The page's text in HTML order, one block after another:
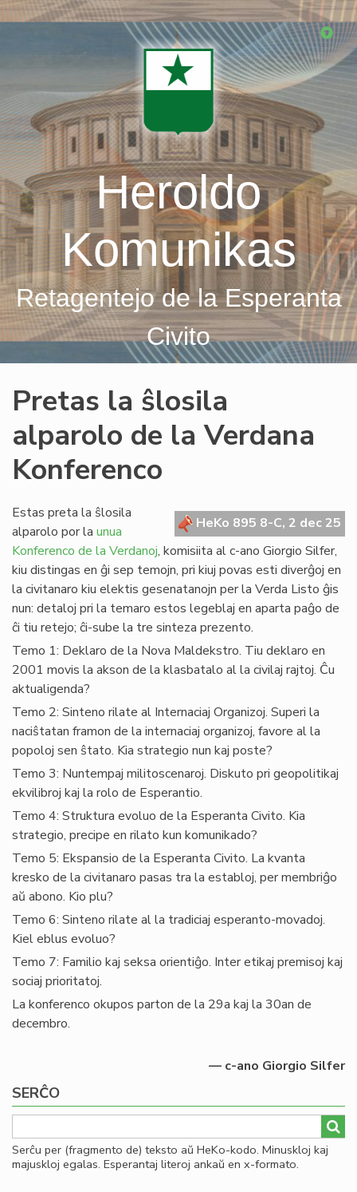
Skip
Heroldo
Komunikas
Retagentejo de la Esperanta
Civito
Pretas la ŝlosila
alparolo de la Verdana
Konferenco
HeKo 895 8-C, 2 dec 25
Estas preta la ŝlosila
alparolo por la unua
Konferenco de la Verdanoj, komisiita al c-ano Giorgio Silfer,
kiu distingas en ĝi sep temojn, pri kiuj povas esti diverĝoj en
la civitanaro kiu elektis gesenatanojn per la Verda Listo ĝis
nun: detaloj pri la temaro estos legeblaj en aparta paĝo de
ĉi tiu retejo; ĉi-sube la tre sinteza prezento.
Temo 1: Deklaro de la Nova Maldekstro. Tiu deklaro en
2001 movis la akson de la klasbatalo al la civilaj rajtoj. Ĉu
aktualigenda?
Temo 2: Sinteno rilate al Internaciaj Organizoj. Superi la
naciŝtatan framon de la internaciaj organizoj, favore al la
popoloj sen ŝtato. Kia strategio nun kaj poste?
Temo 3: Nuntempaj militoscenaroj. Diskuto pri geopolitikaj
ekvilibroj kaj la rolo de Esperantio.
Temo 4: Struktura evoluo de la Esperanta Civito. Kia
strategio, precipe en rilato kun komunikado?
Temo 5: Ekspansio de la Esperanta Civito. La kvanta
kresko de la civitanaro pasas tra la establoj, per membriĝo
aŭ abono. Kio plu?
Temo 6: Sinteno rilate al la tradiciaj esperanto-movadoj.
Kiel eblus evoluo?
Temo 7: Familio kaj seksa orientiĝo. Inter etikaj premisoj kaj
sociaj prioritatoj.
La konferenco okupos parton de la 29a kaj la 30an de
decembro.
— c-ano Giorgio Silfer
SERĈO
Serĉu per (fragmento de) teksto aŭ HeKo-kodo. Minuskloj kaj
majuskloj egalas. Esperantaj literoj ankaŭ en x-formato.